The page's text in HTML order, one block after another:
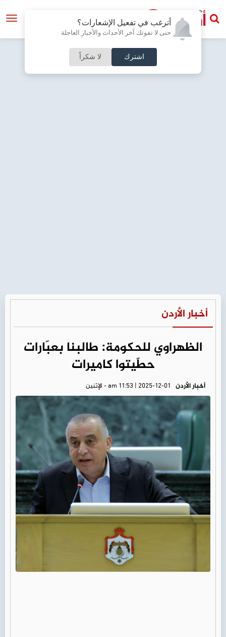
أترغب في تفعيل الإشعارات؟
حتى لا تفوتك آخر الأحداث والأخبار العاجلة
اشترك لا شكراً
أخبار الأردن
الظهراوي للحكومة: طالبنا بعبّارات
حطّيتوا كاميرات
أخبار الأردن am 11:53 | 2025-12-01 - الإثنين